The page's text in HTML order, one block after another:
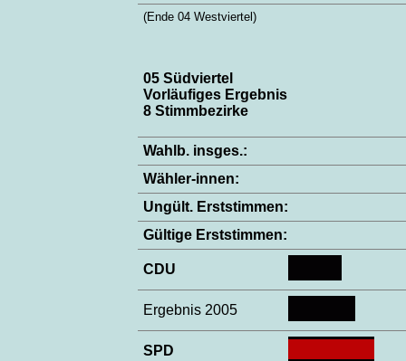
(Ende 04 Westviertel)
05 Südviertel
Vorläufiges Ergebnis
8 Stimmbezirke
Wahlb. insges.:
Wähler-innen:
Ungült. Erststimmen:
Gültige Erststimmen:
CDU
Ergebnis 2005
SPD